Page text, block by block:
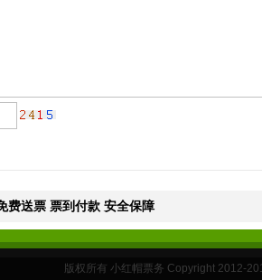
费送票 票到付款 安全保障
版权所有 小红帽票务 Copyright 2012-